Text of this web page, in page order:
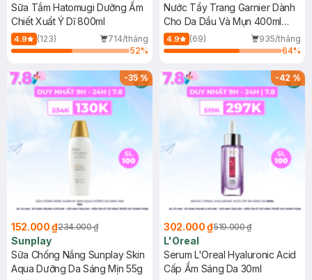
Sữa Tắm Hatomugi Dưỡng Ẩm
Chiết Xuất Ý Dĩ 800ml
4.9 (123)
714/tháng
52%
Nước Tẩy Trang Garnier Dành
Cho Da Dầu Và Mụn 400ml
(Mới)
4.9 (69)
935/tháng
64%
-35%
152.000 ₫234.000 ₫
Sunplay
Sữa Chống Nắng Sunplay Skin
Aqua Dưỡng Da Sáng Mịn 55g
-42%
302.000 ₫519.000 ₫
L'Oreal
Serum L'Oreal Hyaluronic Acid
Cấp Ẩm Sáng Da 30ml